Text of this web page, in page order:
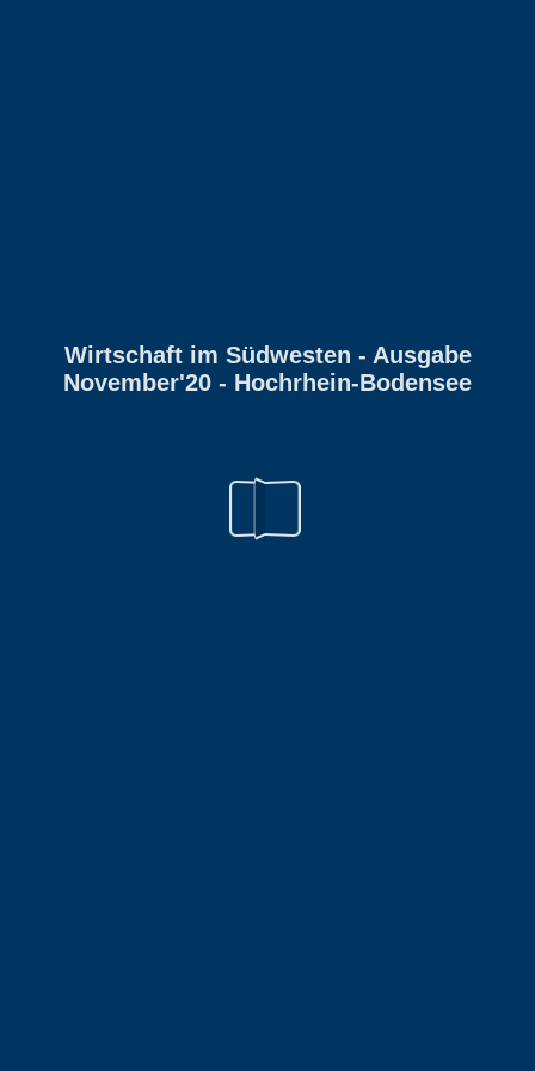
Wirtschaft im Südwesten - Ausgabe
November'20 - Hochrhein-Bodensee